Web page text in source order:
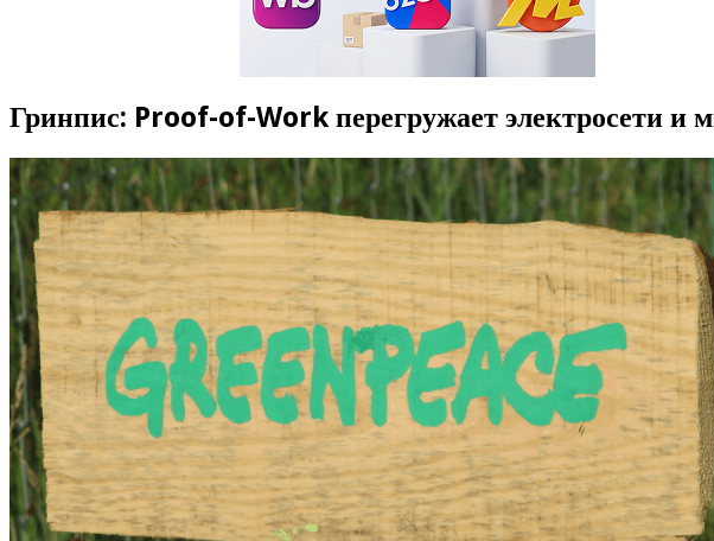
Гринпис: Proof-of-Work перегружает электросети и